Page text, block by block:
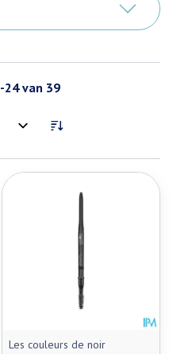
-24van 39
Les couleurs de noir